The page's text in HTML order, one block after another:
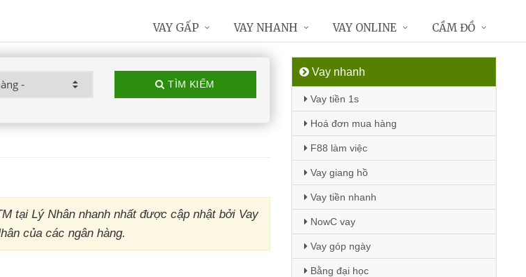
TÌM KIẾM
tại Lý Nhân nhanh nhất được cập nhật bởi Vay
của các ngân hàng.
Vay nhanh
Vay tiền 1s
Hoá đơn mua hàng
F88 làm việc
Vay giang hồ
Vay tiền nhanh
NowC vay
Vay góp ngày
Bằng đại học
VAY GẤP VAY NHANH VAY ONLINE CẦM ĐỒ